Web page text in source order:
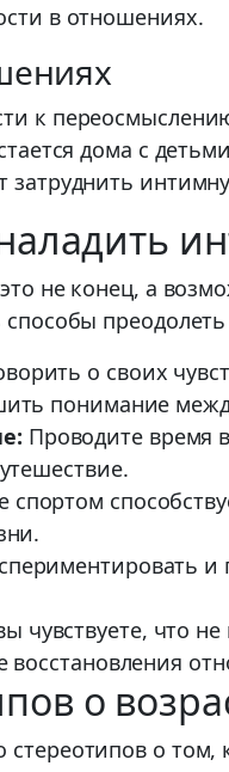
в отношениях.
к
дома с
затруднить
не конец, а
о своих
понимание
Проводите время
спортом
чувствуете, что
восстановления
о
о